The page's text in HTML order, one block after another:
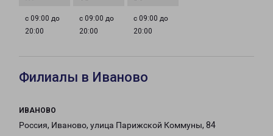
с 09:00 до
20:00
с 09:00 до
20:00
с 09:00 до
20:00
Филиалы в Иваново
ИВАНОВО
Россия, Иваново, улица Парижской Коммуны, 84